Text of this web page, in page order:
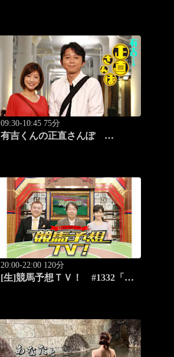
09:30-10:45 75分
有吉くんの正直さんぽ
20:00-22:00 120分
[生]競馬予想ＴＶ！ #1332「レ